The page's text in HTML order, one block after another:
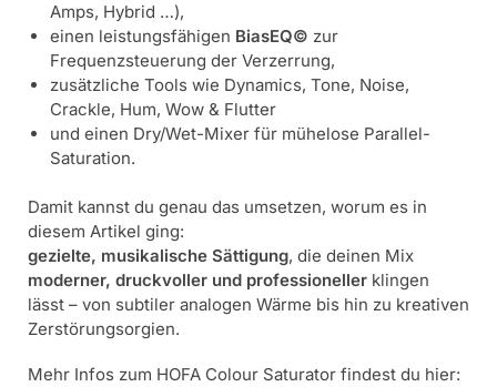
Amps, Hybrid …),
einen leistungsfähigen BiasEQ© zur
Frequenzsteuerung der Verzerrung,
zusätzliche Tools wie Dynamics, Tone, Noise,
Crackle, Hum, Wow & Flutter
und einen Dry/Wet-Mixer für mühelose Parallel-
Saturation.
Damit kannst du genau das umsetzen, worum es in
diesem Artikel ging:
gezielte, musikalische Sättigung, die deinen Mix
moderner, druckvoller und professioneller klingen
lässt – von subtiler analogen Wärme bis hin zu kreativen
Zerstörungsorgien.
Mehr Infos zum HOFA Colour Saturator findest du hier: